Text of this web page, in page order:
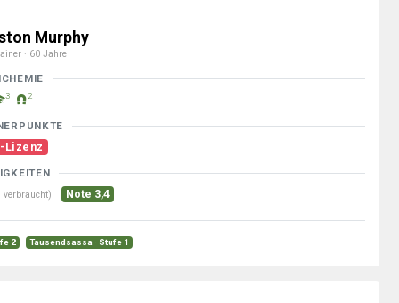
Murphy
· 60 Jahre
3 2
Lizenz
verbraucht) Note 3,4
2 Tausendsassa · Stufe 1